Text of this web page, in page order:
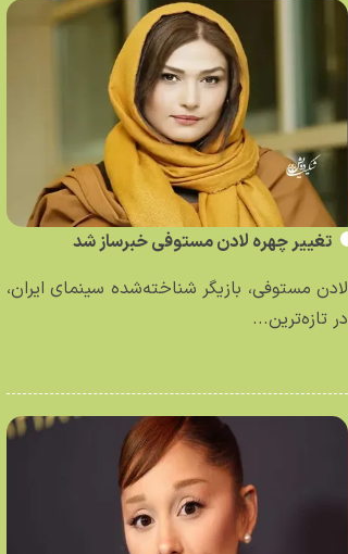
تغییر چهره لادن مستوفی خبرساز شد
لادن مستوفی، بازیگر شناخته‌شده سینمای ایران،
در تازه‌ترین...